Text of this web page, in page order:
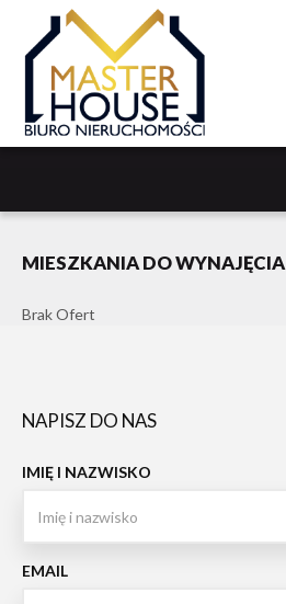
MIESZKANIA DO WYNAJĘCIA
Brak Ofert
NAPISZ DO NAS
IMIĘ I NAZWISKO
EMAIL